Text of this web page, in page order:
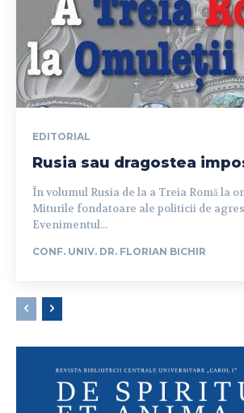
EDITORIAL
Rusia sau dragostea
În volumul Rusia de la a Treia Romă la
Miturile fondatoare ale politicii de
Evenimentul...
CONF. UNIV. DR. FLORIAN BICHIR